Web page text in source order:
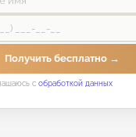
Получить бесплатно →
с обработкой данных